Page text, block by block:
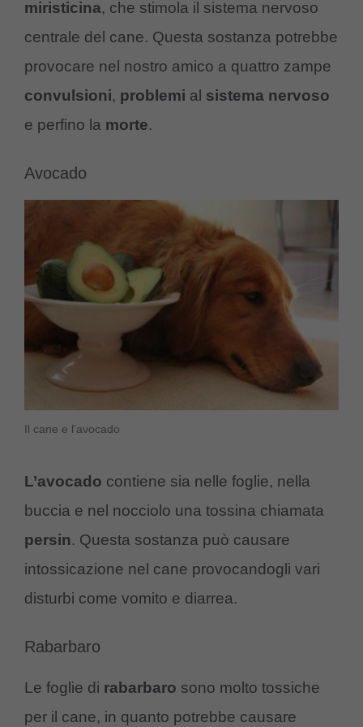
miristicina, che stimola il sistema nervoso
centrale del cane. Questa sostanza potrebbe
provocare nel nostro amico a quattro zampe
convulsioni, problemi al sistema nervoso
e perfino la morte.
Avocado
Il cane e l’avocado
L’avocado contiene sia nelle foglie, nella
buccia e nel nocciolo una tossina chiamata
persin. Questa sostanza può causare
intossicazione nel cane provocandogli vari
disturbi come vomito e diarrea.
Rabarbaro
Le foglie di rabarbaro sono molto tossiche
per il cane, in quanto potrebbe causare